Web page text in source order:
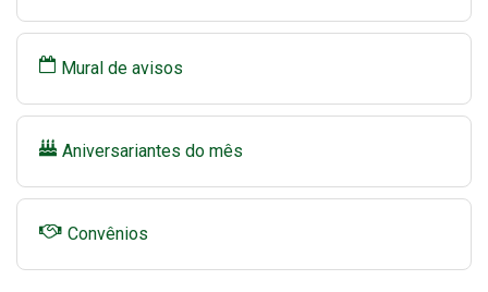
Mural de avisos
Aniversariantes do mês
Convênios